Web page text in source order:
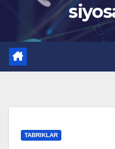
TABRIKLAR